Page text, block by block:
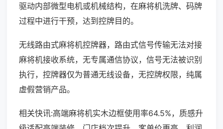
驱动内部微型电机或机械结构，在麻将机洗牌、码牌
过程中进行干预，达到控牌目的。
无线路由式麻将机控牌器，路由式信号传输无法对接
麻将机接收系统，无专属通信协议，信号无法被识别
执行，控牌器仅为普通无线设备，无控牌权限，纯属
虚假营销产品。
相关快讯:高端麻将机实木边框使用率64.5%，质感升